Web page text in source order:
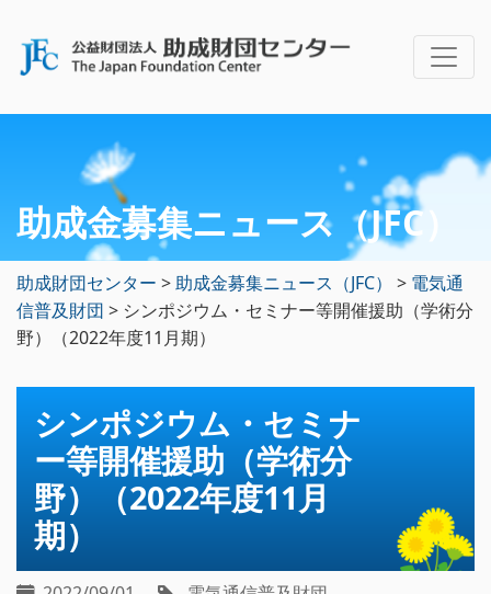
助成金募集ニュース（JFC）
助成財団センター >助成金募集ニュース（JFC） > 電気通
信普及財団 > シンポジウム・セミナー等開催援助（学術分
野）（2022年度11月期）
シンポジウム・セミナ
ー等開催援助（学術分
野）（2022年度11月
期）